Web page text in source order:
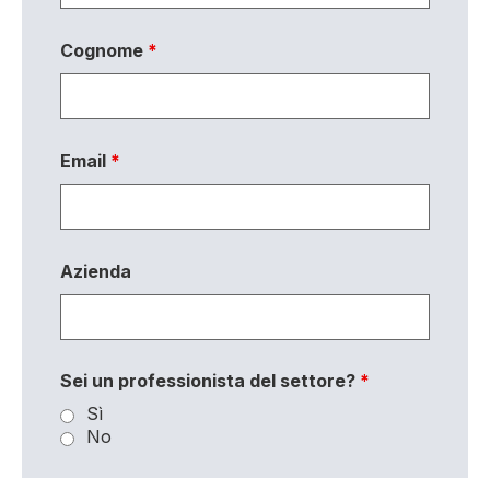
Cognome *
Email *
Azienda
Sei un professionista del settore? *
Sì
No